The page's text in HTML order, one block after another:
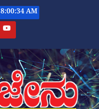
8:00:35 AM